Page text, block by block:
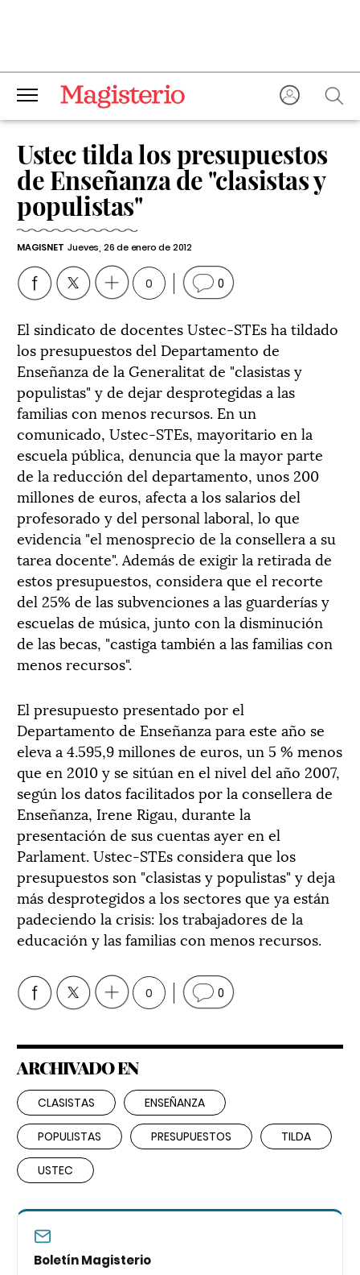
Ustec tilda los presupuestos
de Enseñanza de "clasistas y
populistas"
MAGISNET Jueves, 26 de enero de 2012
0 0
El sindicato de docentes Ustec-STEs ha tildado
los presupuestos del Departamento de
Enseñanza de la Generalitat de "clasistas y
populistas" y de dejar desprotegidas a las
familias con menos recursos. En un
comunicado, Ustec-STEs, mayoritario en la
escuela pública, denuncia que la mayor parte
de la reducción del departamento, unos 200
millones de euros, afecta a los salarios del
profesorado y del personal laboral, lo que
evidencia "el menosprecio de la consellera a su
tarea docente". Además de exigir la retirada de
estos presupuestos, considera que el recorte
del 25% de las subvenciones a las guarderías y
escuelas de música, junto con la disminución
de las becas, "castiga también a las familias con
menos recursos".
El presupuesto presentado por el
Departamento de Enseñanza para este año se
eleva a 4.595,9 millones de euros, un 5 % menos
que en 2010 y se sitúan en el nivel del año 2007,
según los datos facilitados por la consellera de
Enseñanza, Irene Rigau, durante la
presentación de sus cuentas ayer en el
Parlament. Ustec-STEs considera que los
presupuestos son "clasistas y populistas" y deja
más desprotegidos a los sectores que ya están
padeciendo la crisis: los trabajadores de la
educación y las familias con menos recursos.
0 0
ARCHIVADO EN
CLASISTAS ENSEÑANZA
POPULISTAS PRESUPUESTOS TILDA
USTEC
Boletín Magisterio